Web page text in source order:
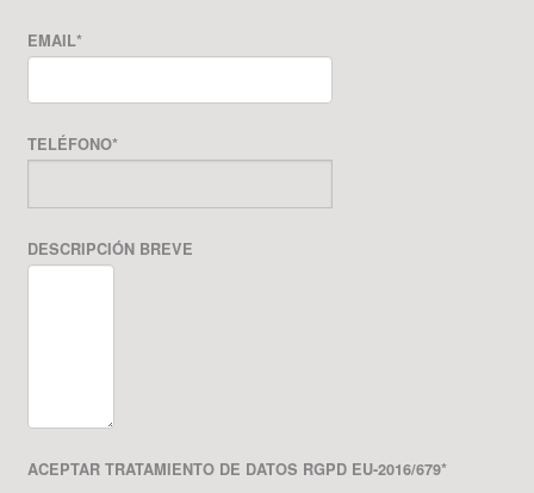
EMAIL*
TELÉFONO*
DESCRIPCIÓN BREVE
ACEPTAR TRATAMIENTO DE DATOS RGPD EU-2016/679*